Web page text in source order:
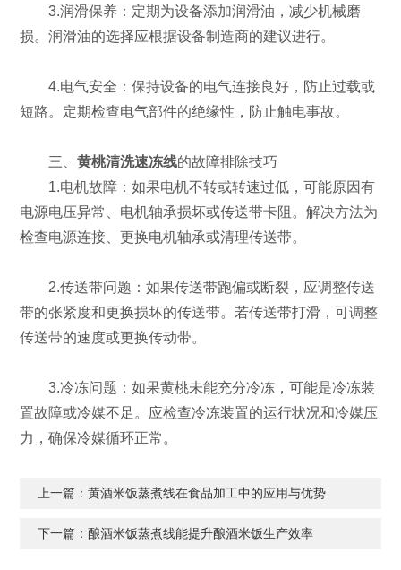
3.润滑保养：定期为设备添加润滑油，减少机械磨
损。润滑油的选择应根据设备制造商的建议进行。
4.电气安全：保持设备的电气连接良好，防止过载或
短路。定期检查电气部件的绝缘性，防止触电事故。
三、黄桃清洗速冻线的故障排除技巧
1.电机故障：如果电机不转或转速过低，可能原因有
电源电压异常、电机轴承损坏或传送带卡阻。解决方法为
检查电源连接、更换电机轴承或清理传送带。
2.传送带问题：如果传送带跑偏或断裂，应调整传送
带的张紧度和更换损坏的传送带。若传送带打滑，可调整
传送带的速度或更换传动带。
3.冷冻问题：如果黄桃未能充分冷冻，可能是冷冻装
置故障或冷媒不足。应检查冷冻装置的运行状况和冷媒压
力，确保冷媒循环正常。
上一篇：黄酒米饭蒸煮线在食品加工中的应用与优势
下一篇：酿酒米饭蒸煮线能提升酿酒米饭生产效率